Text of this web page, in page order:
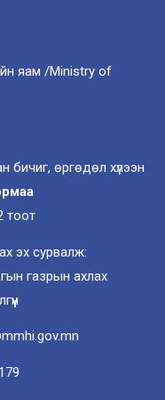
яам /Ministry of
бичиг, өргөдөл хүлээн
тоот
эх сурвалж:
газрын ахлах